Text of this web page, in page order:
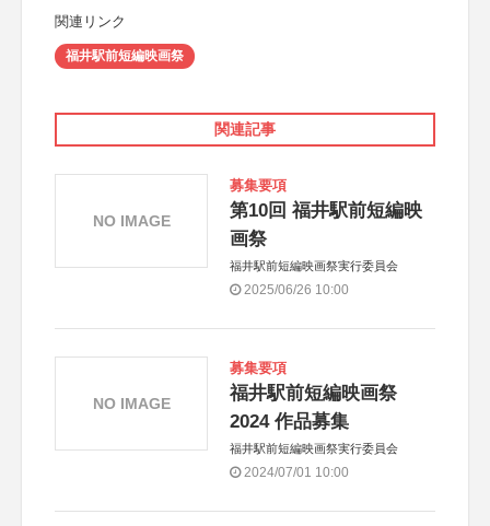
関連リンク
福井駅前短編映画祭
関連記事
募集要項
第10回 福井駅前短編映
画祭
福井駅前短編映画祭実行委員会
2025/06/26 10:00
NO IMAGE
募集要項
福井駅前短編映画祭
2024 作品募集
福井駅前短編映画祭実行委員会
2024/07/01 10:00
NO IMAGE